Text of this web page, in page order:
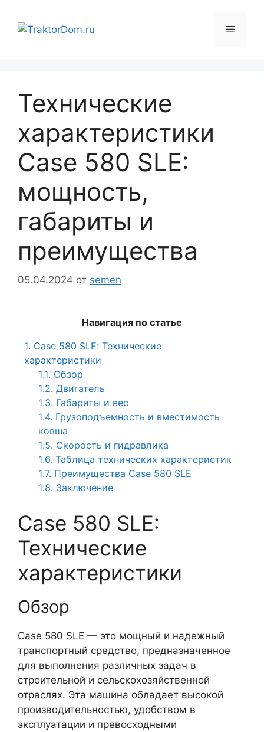
содержимому
Меню
Технические
характеристики
Case 580 SLE:
мощность,
габариты и
преимущества
05.04.2024 от semen
Навигация по статье
1. Case 580 SLE: Технические
характеристики
1.1. Обзор
1.2. Двигатель
1.3. Габариты и вес
1.4. Грузоподъемность и вместимость
ковша
1.5. Скорость и гидравлика
1.6. Таблица технических характеристик
1.7. Преимущества Case 580 SLE
1.8. Заключение
Case 580 SLE:
Технические
характеристики
Обзор
Case 580 SLE — это мощный и надежный
транспортный средство, предназначенное
для выполнения различных задач в
строительной и сельскохозяйственной
отраслях. Эта машина обладает высокой
производительностью, удобством в
эксплуатации и превосходными